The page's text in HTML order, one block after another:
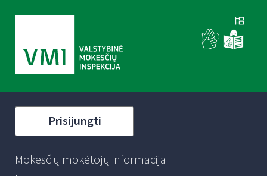
Prisijungti
Mokesčių mokėtojų informacija